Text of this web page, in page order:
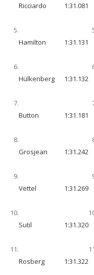
Ricciardo
1:31.081
5.
Hamilton
1:31.131
6.
Hülkenberg
1:31.132
7.
Button
1:31.181
8.
Grosjean
1:31.242
9.
Vettel
1:31.269
10.
Sutil
1:31.320
11.
Rosberg
1:31.322